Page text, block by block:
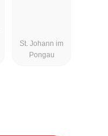
St. Johann im
Pongau